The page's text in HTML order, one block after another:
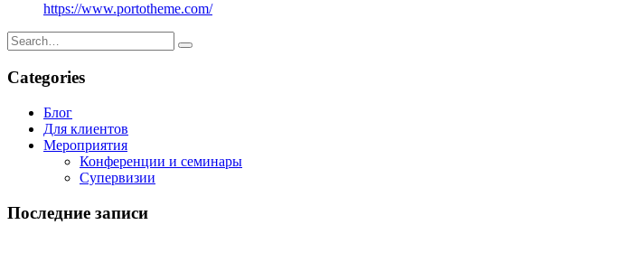
https://www.portotheme.com/
Categories
Блог
Для клиентов
Мероприятия
Конференции и семинары
Супервизии
Последние записи